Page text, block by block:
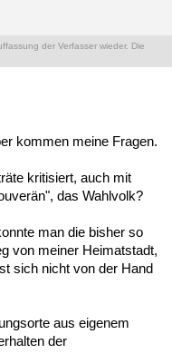
der Verfasser wieder. Die
kommen meine Fragen.
kritisiert, auch mit
das Wahlvolk?
man die bisher so
von meiner Heimatstadt,
sich nicht von der Hand
aus eigenem
der